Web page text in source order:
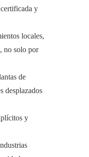
y
locales,
no solo por
de
desplazados
y